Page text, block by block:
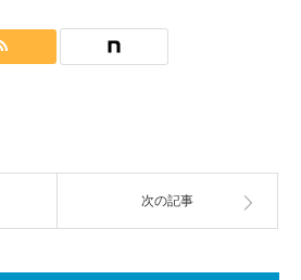
次の記事